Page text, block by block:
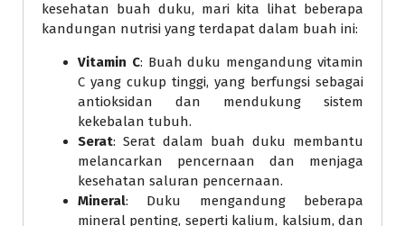
kesehatan buah duku, mari kita lihat beberapa
kandungan nutrisi yang terdapat dalam buah ini:
Vitamin C: Buah duku mengandung vitamin
C yang cukup tinggi, yang berfungsi sebagai
antioksidan dan mendukung sistem
kekebalan tubuh.
Serat: Serat dalam buah duku membantu
melancarkan pencernaan dan menjaga
kesehatan saluran pencernaan.
Mineral: Duku mengandung beberapa
mineral penting, seperti kalium, kalsium, dan